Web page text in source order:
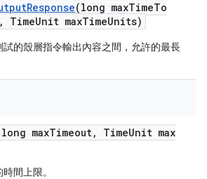
Response(long maxTimeTo
, TimeUnit maxTimeUnits)
的殼層指令輸出內容之間，允許的最長
maxTimeout, TimeUnit max
間上限。